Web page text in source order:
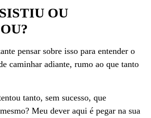
OU
pensar sobre isso para entender o
caminhar adiante, rumo ao que tanto
tanto, sem sucesso, que
Meu dever aqui é pegar na sua